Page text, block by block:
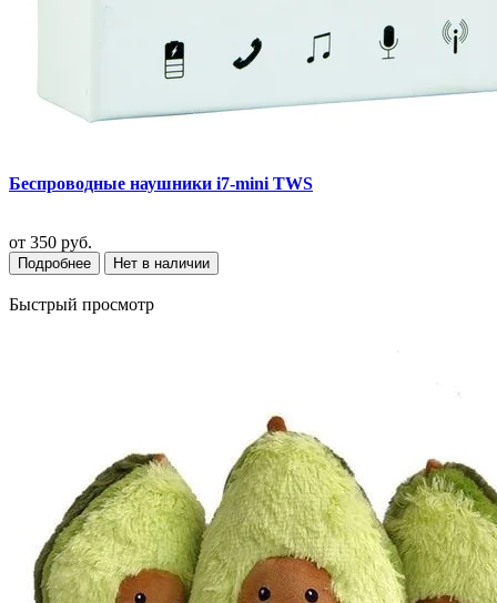
Беспроводные наушники i7-mini TWS
от 350 руб.
Подробнее Нет в наличии
Быстрый просмотр